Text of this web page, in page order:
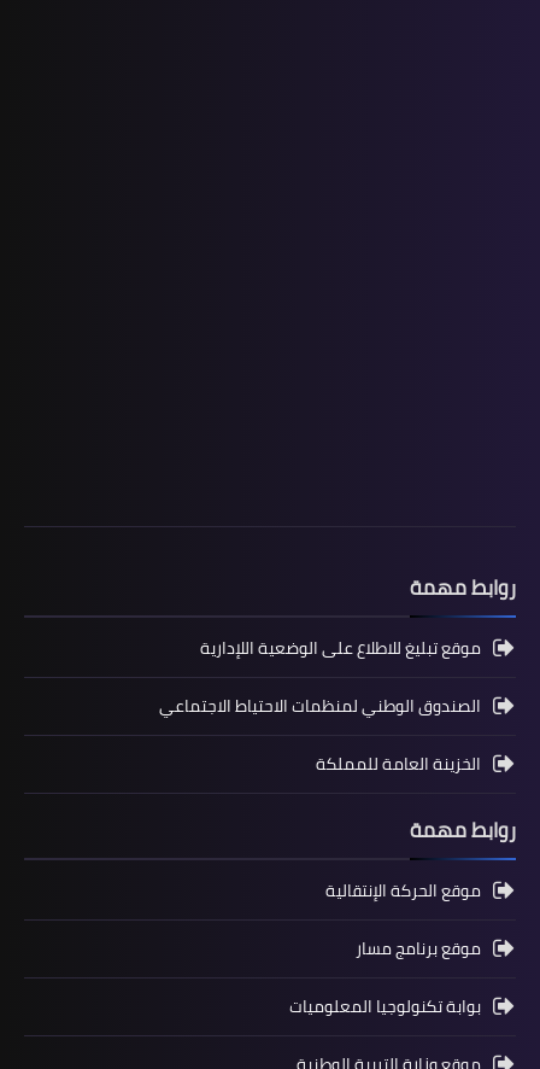
المستوى الخامس ابتدائي
الأولى المستوى الخامس إبتدائي (5AEP)
روابط مهمة
موقع تبليغ للاطلاع على الوضعية اللإدارية
الصندوق الوطني لمنظمات الاحتياط الاجتماعي
الخزينة العامة للمملكة
روابط مهمة
موقع الحركة الإنتقالية
موقع برنامج مسار
بوابة تكنولوجيا المعلوميات